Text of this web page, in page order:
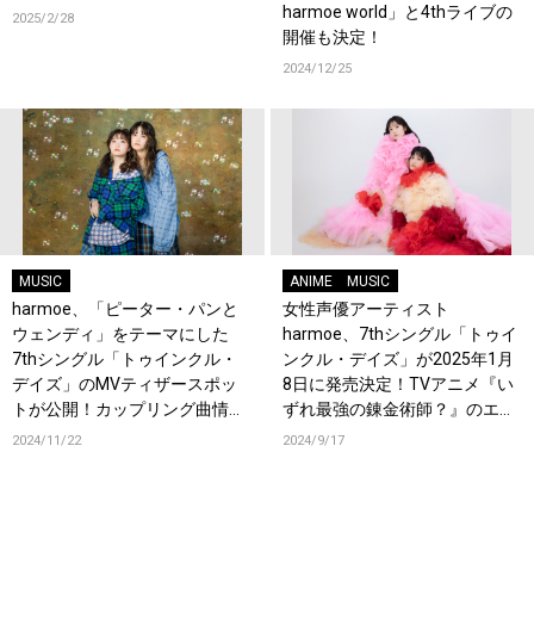
2025/2/28
harmoe world」と4thライブの
開催も決定！
2024/12/25
MUSIC
harmoe、「ピーター・パンと
ウェンディ」をテーマにした
7thシングル「トゥインクル・
デイズ」のMVティザースポッ
トが公開！カップリング曲情報
も解禁！
2024/11/22
ANIME MUSIC
女性声優アーティスト
harmoe、7thシングル「トゥイ
ンクル・デイズ」が2025年1月
8日に発売決定！TVアニメ『い
ずれ最強の錬金術師？』のエン
ディングテーマに決定！
2024/9/17